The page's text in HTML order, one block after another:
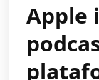
Apple